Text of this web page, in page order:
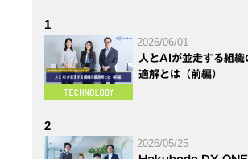
1
2026/06/01
人とAIが並走する組織
適解とは（前編）
2
2026/05/25